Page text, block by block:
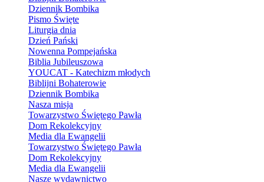
Dziennik Bombika
Pismo Święte
Liturgia dnia
Dzień Pański
Nowenna Pompejańska
Biblia Jubileuszowa
YOUCAT - Katechizm młodych
Biblijni Bohaterowie
Dziennik Bombika
Nasza misja
Towarzystwo Świętego Pawła
Dom Rekolekcyjny
Media dla Ewangelii
Towarzystwo Świętego Pawła
Dom Rekolekcyjny
Media dla Ewangelii
Nasze wydawnictwo